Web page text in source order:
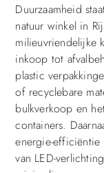
Duurzaamheid
natuur winkel in
milieuvriendelijke
inkoop tot
plastic
of recyclebare
bulkverkoop en
containers.
energie-
van LED-